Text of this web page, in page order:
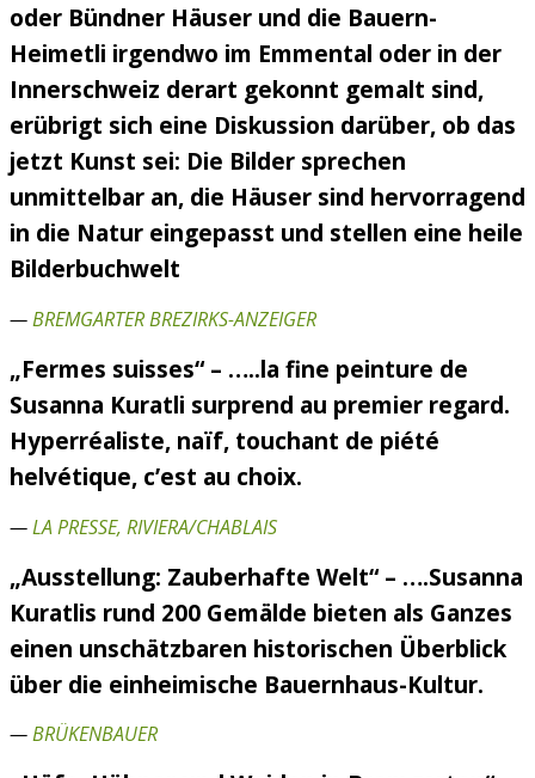
oder Bündner Häuser und die Bauern-
Heimetli irgendwo im Emmental oder in der
Innerschweiz derart gekonnt gemalt sind,
erübrigt sich eine Diskussion darüber, ob das
jetzt Kunst sei: Die Bilder sprechen
unmittelbar an, die Häuser sind hervorragend
in die Natur eingepasst und stellen eine heile
Bilderbuchwelt
—BREMGARTER BREZIRKS-ANZEIGER
„Fermes suisses“ – …..la fine peinture de
Susanna Kuratli surprend au premier regard.
Hyperréaliste, naïf, touchant de piété
helvétique, c’est au choix.
—LA PRESSE, RIVIERA/CHABLAIS
„Ausstellung: Zauberhafte Welt“ – ….Susanna
Kuratlis rund 200 Gemälde bieten als Ganzes
einen unschätzbaren historischen Überblick
über die einheimische Bauernhaus-Kultur.
—BRÜKENBAUER